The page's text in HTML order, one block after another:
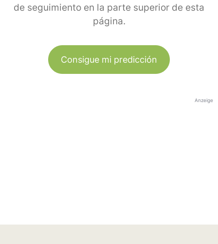
de seguimiento en la parte superior de esta
página.
Consigue mi predicción
Anzeige